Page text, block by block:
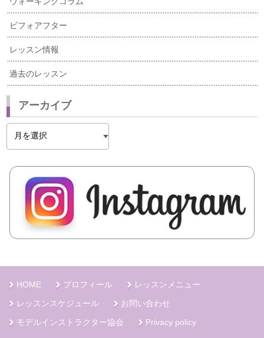
ビフォアフター
レッスン情報
過去のレッスン
アーカイブ
イ
HOME プロフィール レッスンメニュー
レッスンスケジュール お問い合わせ
モデルインストラクター協会 Privacy policy